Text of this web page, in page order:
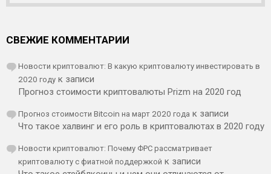
СВЕЖИЕ КОММЕНТАРИИ
Новости криптовалют: В какую криптовалюту инвестировать в
2020 году к записи
Прогноз стоимости криптовалюты Prizm на 2020 год
Прогноз стоимости Bitcoin на март 2020 года к записи
Что такое халвинг и его роль в криптовалютах в 2020 году
Новости криптовалют: Почему ФРС рассматривает
криптовалюту с фиатной поддержкой к записи